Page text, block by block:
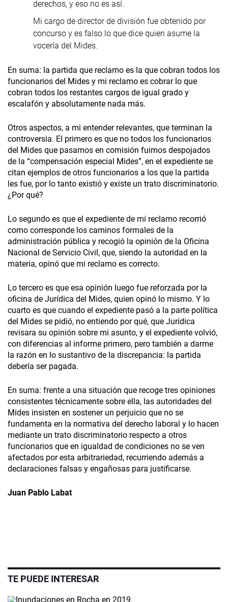
derechos, y eso no es así.
Mi cargo de director de división fue obtenido por
concurso y es falso lo que dice quien asume la
vocería del Mides.
En suma: la partida que reclamo es la que cobran todos los
funcionarios del Mides y mi reclamo es cobrar lo que
cobran todos los restantes cargos de igual grado y
escalafón y absolutamente nada más.
Otros aspectos, a mi entender relevantes, que terminan la
controversia. El primero es que no todos los funcionarios
del Mides que pasamos en comisión fuimos despojados
de la “compensación especial Mides”, en el expediente se
citan ejemplos de otros funcionarios a los que la partida
les fue, por lo tanto existió y existe un trato discriminatorio.
¿Por qué?
Lo segundo es que el expediente de mi reclamo recorrió
como corresponde los caminos formales de la
administración pública y recogió la opinión de la Oficina
Nacional de Servicio Civil, que, siendo la autoridad en la
materia, opinó que mi reclamo es correcto.
Lo tercero es que esa opinión luego fue reforzada por la
oficina de Jurídica del Mides, quien opinó lo mismo. Y lo
cuarto es que cuando el expediente pasó a la parte política
del Mides se pidió, no entiendo por qué, que Jurídica
revisara su opinión sobre mi asunto, y el expediente volvió,
con diferencias al informe primero, pero también a darme
la razón en lo sustantivo de la discrepancia: la partida
debería ser pagada.
En suma: frente a una situación que recoge tres opiniones
consistentes técnicamente sobre ella, las autoridades del
Mides insisten en sostener un perjuicio que no se
fundamenta en la normativa del derecho laboral y lo hacen
mediante un trato discriminatorio respecto a otros
funcionarios que en igualdad de condiciones no se ven
afectados por esta arbitrariedad, recurriendo además a
declaraciones falsas y engañosas para justificarse.
Juan Pablo Labat
TE PUEDE INTERESAR